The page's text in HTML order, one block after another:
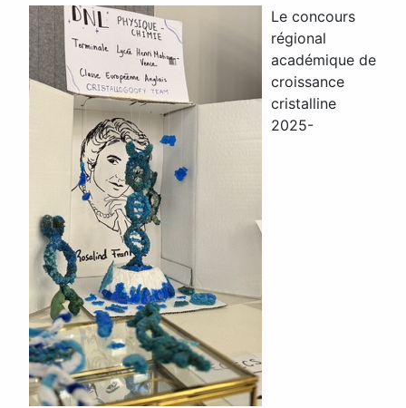
Le concours
régional
académique de
croissance
cristalline
2025-